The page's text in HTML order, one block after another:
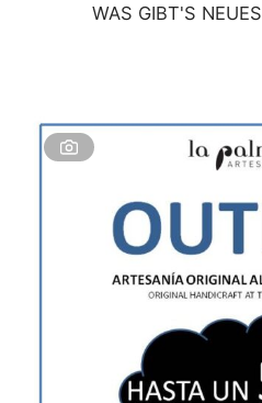
WAS GIBT'S NEUES